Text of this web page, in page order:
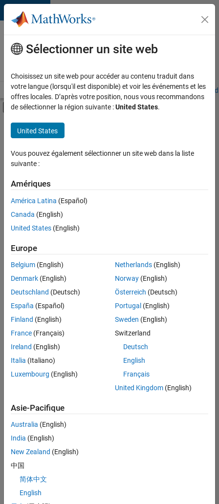
Passer au contenu
Votre
carrière
chez
Accueil Explorer nos opportunités Adresses de nos bureaux
Activer/désactiver l'affichage du menu
Contenu principal
FILTRER PAR
Stages
Technologies de l’information
Ventes commerciales
Actuellement,
aucune
offre
d'emploi
correspondant
à vos
critères
de
recherche.
Vous
pouvez
élargir
votre
recherche
ou
afficher
l’ensemble
d'emploi.
malgré
tout
vous
trouvez
pas
d'offre
Sélectionner un site web
Choisissez un site web pour accéder au contenu traduit dans
votre langue (lorsqu'il est disponible) et voir les événements et les
offres locales. D’après votre position, nous vous recommandons
de sélectionner la région suivante :United States.
United States
Vous pouvez également sélectionner un site web dans la liste
suivante :
Amériques
América Latina (Español)
Canada (English)
United States (English)
Europe
Belgium (English)
Denmark (English)
Deutschland (Deutsch)
España (Español)
Finland (English)
France (Français)
Ireland (English)
Italia (Italiano)
Luxembourg (English)
Netherlands(English)
Norway(English)
Österreich (Deutsch)
Portugal (English)
Sweden (English)
Switzerland
Deutsch
English
Français
United Kingdom(English)
Asie-Pacifique
Australia (English)
India (English)
New Zealand (English)
中国
简体中文
English